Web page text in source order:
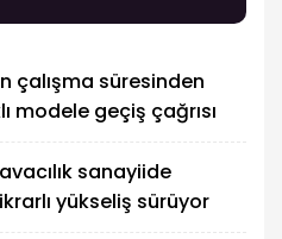
çalışma süresinden
modele geçiş çağrısı
sanayiide
yükseliş sürüyor